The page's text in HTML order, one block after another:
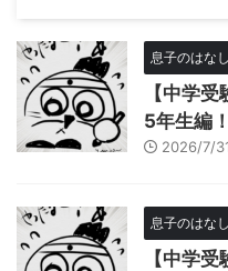
息子のはなし
【中学
5年生編！
2026/7/
息子のはなし
【中学